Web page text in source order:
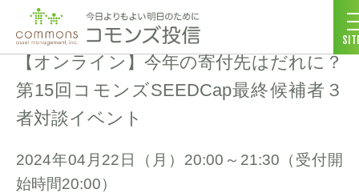
コモンズ投信 ホーム > セミナー情報> 【オンライン】今年の寄付先は
【オンライン】今年の寄付先はだれに？
第15回コモンズSEEDCap最終候補者３
者対談イベント
2024年04月22日（ 月 ）20:00～21:30（受付開
始時間20:00）